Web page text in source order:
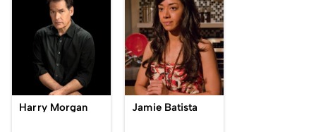
Harry Morgan Jamie Batista